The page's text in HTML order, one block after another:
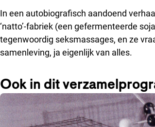
In een autobiografisch aandoend
‘natto’-fabriek (een gefermenteerde
tegenwoordig seksmassages, en ze
samenleving, ja eigenlijk van alles.
Ook in dit